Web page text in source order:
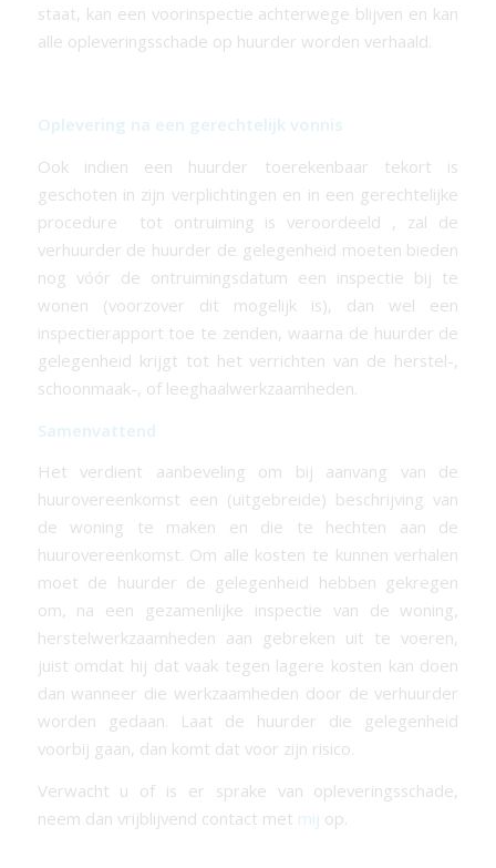
staat, kan een voorinspectie achterwege blijven en kan
alle opleveringsschade op huurder worden verhaald.
Oplevering na een gerechtelijk vonnis
Ook indien een huurder toerekenbaar tekort is
geschoten in zijn verplichtingen en in een gerechtelijke
procedure tot ontruiming is veroordeeld , zal de
verhuurder de huurder de gelegenheid moeten bieden
nog vóór de ontruimingsdatum een inspectie bij te
wonen (voorzover dit mogelijk is), dan wel een
inspectierapport toe te zenden, waarna de huurder de
gelegenheid krijgt tot het verrichten van de herstel-,
schoonmaak-, of leeghaalwerkzaamheden.
Samenvattend
Het verdient aanbeveling om bij aanvang van de
huurovereenkomst een (uitgebreide) beschrijving van
de woning te maken en die te hechten aan de
huurovereenkomst. Om alle kosten te kunnen verhalen
moet de huurder de gelegenheid hebben gekregen
om, na een gezamenlijke inspectie van de woning,
herstelwerkzaamheden aan gebreken uit te voeren,
juist omdat hij dat vaak tegen lagere kosten kan doen
dan wanneer die werkzaamheden door de verhuurder
worden gedaan. Laat de huurder die gelegenheid
voorbij gaan, dan komt dat voor zijn risico.
Verwacht u of is er sprake van opleveringsschade,
neem dan vrijblijvend contact met mij op.